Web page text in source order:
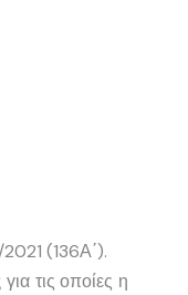
(136Α΄).
για τις οποίες η